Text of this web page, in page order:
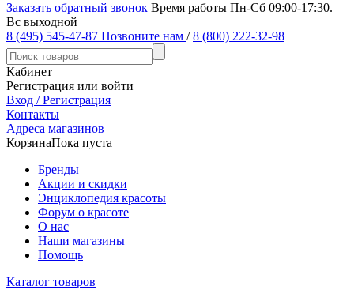
Заказать обратный звонок Время работы Пн-Сб 09:00-17:30.
Вс выходной
8 (495) 545-47-87 Позвоните нам / 8 (800) 222-32-98
Кабинет
Регистрация или войти
Вход / Регистрация
Контакты
Адреса магазинов
КорзинаПока пуста
Бренды
Акции и скидки
Энциклопедия красоты
Форум о красоте
О нас
Наши магазины
Помощь
Каталог товаров